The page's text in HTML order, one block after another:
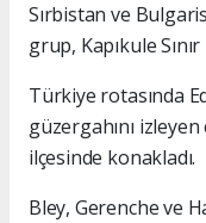
Sırbistan ve
grup, Kapıkule
Türkiye rotasında
güzergahını
ilçesinde konakladı.
Bley, Gerenche ve